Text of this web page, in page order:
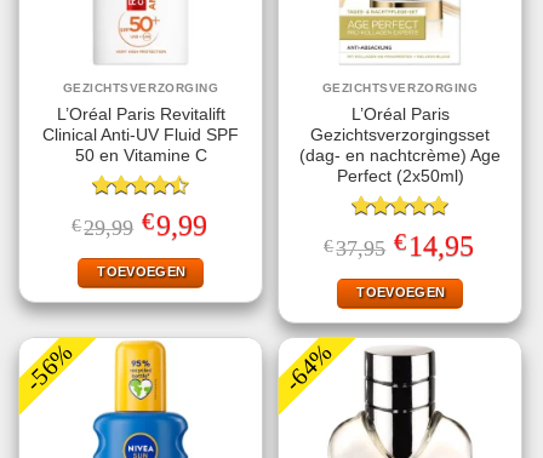
GEZICHTSVERZORGING
L’Oréal Paris Revitalift
Clinical Anti-UV Fluid SPF
50 en Vitamine C
Gewaardeerd
4.50uit 5
€29,99 Oorspronkelijke
prijs
was:
€29,99.
€9,99Huidige
prijs
TOEVOEGEN
GEZICHTSVERZORGING
L’Oréal Paris
Gezichtsverzorgingsset
(dag- en nachtcrème) Age
Perfect (2x50ml)
Gewaardeerd
5.00uit 5
€37,95 Oorspronkelijke
prijs
was:
€37,95.
€14,95prijs
TOEVOEGEN
-56% -64%